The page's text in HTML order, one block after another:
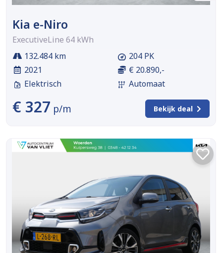
Kia e-Niro
ExecutiveLine 64 kWh
132.484 km
2021
Elektrisch
204 PK
€ 20.890,-
Automaat
€ 327 p/m Bekijk deal